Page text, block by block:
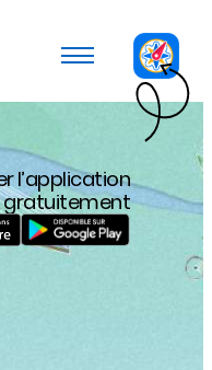
l’application
gratuitement